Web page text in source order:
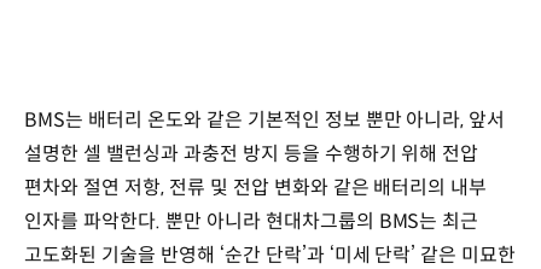
BMS는 배터리 온도와 같은 기본적인 정보 뿐만 아니라, 앞서
설명한 셀 밸런싱과 과충전 방지 등을 수행하기 위해 전압
편차와 절연 저항, 전류 및 전압 변화와 같은 배터리의 내부
인자를 파악한다. 뿐만 아니라 현대차그룹의 BMS는 최근
고도화된 기술을 반영해 ‘순간 단락’과 ‘미세 단락’ 같은 미묘한